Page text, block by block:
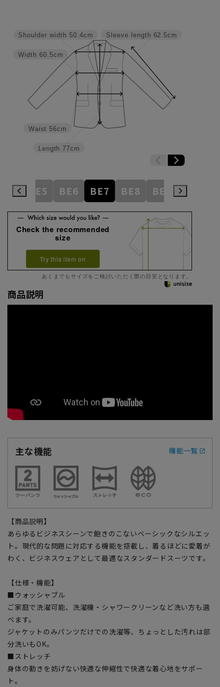
Sleeve length 62.5cm
Length 77cm
Waist 56cm
Width 60.5cm
Shoulder width 50.4cm
BE5 BE6 BE7 BE8 BE9 BE10
Check the recommended
size
Try this item on
あくまでもサイズをご検討いただく際の目安となります。
商品説明
主な機能 機能一覧
【商品説明】
あらゆるビジネスシーンで飽きのこないベーシックなシルエッ
ト。現代的な問題に対応する機能を搭載し、着るほどに愛着が
わく、ビジネスウェアとして最適なスタンダードスーツです。
【仕様・機能】
■ウォッシャブル
ご家庭で洗濯可能、洗濯機・シャワークリーンなど洗い方も選
べます。
ジャケットのみパンツだけでの洗濯等、ちょっとした汚れは部
分洗いもOK。
■ストレッチ
身体の動きを妨げない快適な伸縮性で快適な着心地をサポー
ト。